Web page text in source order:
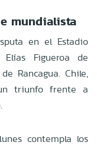
mundialista
en el Estadio
Figueroa de
Rancagua. Chile,
triunfo frente a
contempla los